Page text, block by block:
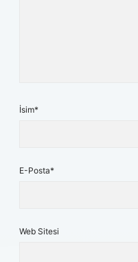
İsim*
E-Posta*
Web Sitesi